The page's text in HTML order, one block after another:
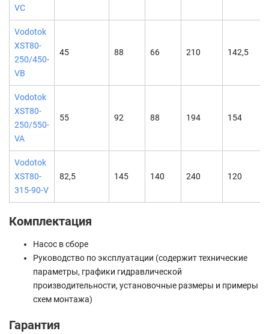
VC
Vodotok
XST80-
250/450-
VB
45 88 66 210 142,5
Vodotok
XST80-
250/550-
VA
55 92 88 194 154
Vodotok
XST80-
315-90-V
82,5 145 140 240 120
Комплектация
Насос в сборе
Руководство по эксплуатации (содержит технические
параметры, графики гидравлической
производительности, установочные размеры и примеры
схем монтажа)
Гарантия